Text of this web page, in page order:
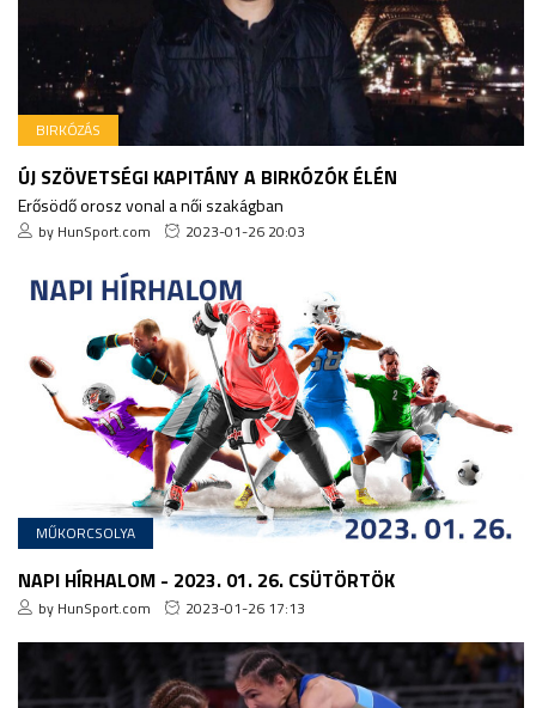
BIRKÓZÁS
ÚJ SZÖVETSÉGI KAPITÁNY A BIRKÓZÓK ÉLÉN
Erősödő orosz vonal a női szakágban
by HunSport.com 2023-01-26 20:03
MŰKORCSOLYA
NAPI HÍRHALOM - 2023. 01. 26. CSÜTÖRTÖK
by HunSport.com 2023-01-26 17:13